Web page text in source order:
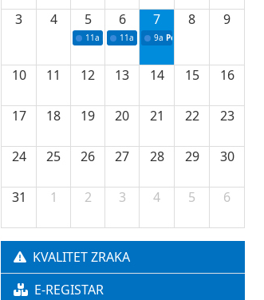
3 4 5
11a Potpisivanje ugovora o stipendijama
6
11a Podrška razvoju vodne
7
9a Početak izgradnje nove
8 9
10 11 12 13 14 15 16
17 18 19 20 21 22 23
24 25 26 27 28 29 30
31 1 2 3 4 5 6
KVALITET ZRAKA
E-REGISTAR